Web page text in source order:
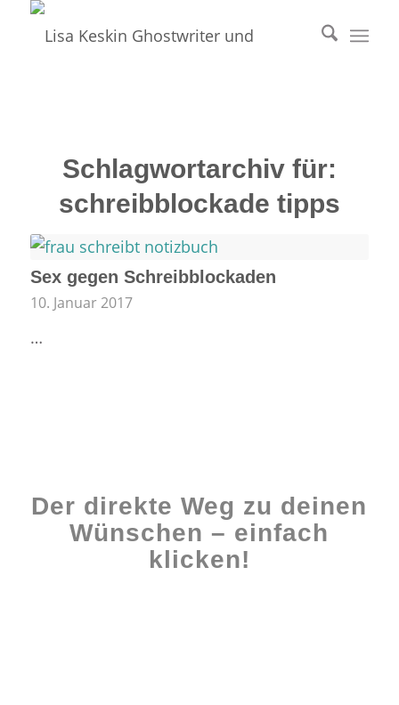
Schlagwortarchiv für:
schreibblockade tipps
Sex gegen Schreibblockaden
10. Januar 2017
…
Der direkte Weg zu deinen
Wünschen – einfach
klicken!